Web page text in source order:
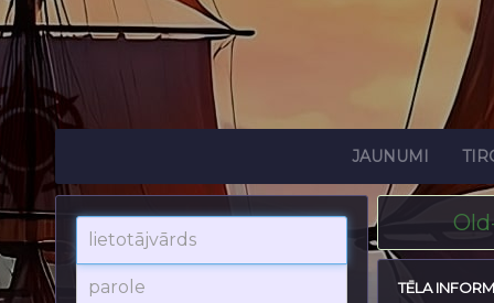
JAUNUMI
lietotājvārds
parole
TĒLA